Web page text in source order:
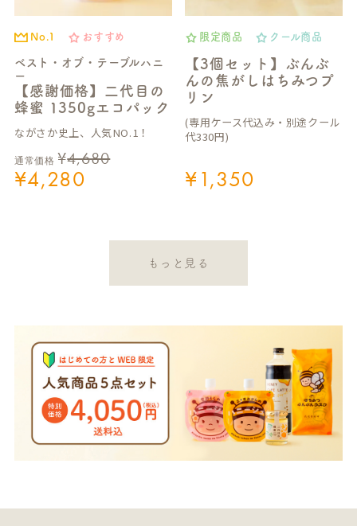
No.1 おすすめ
ベスト・オブ・テーブルハニ
ー
【感謝価格】二代目の
蜂蜜 1350gエコパック
ながさか史上、人気NO.1！
通常価格 ¥4,680
¥4,280
限定商品 クール商品
【3個セット】ぶんぶ
んの焦がしはちみつプ
リン
(専用ケース代込み・別途クール
代330円)
¥1,350
もっと見る